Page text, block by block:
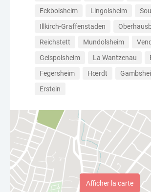
Eckbolsheim
Lingolsheim
Illkirch-Graffenstaden
Reichstett
Mundolsheim
Geispolsheim
La Wantzenau
Fegersheim
Hœrdt
Erstein
Afficher la carte